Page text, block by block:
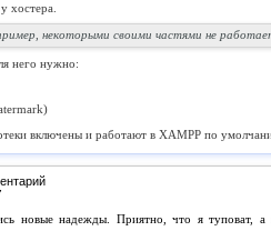
хостера.
некоторыми своими частями не
него нужно:
включены и работают в XAMPP по
новые надежды. Приятно, что я туповат,